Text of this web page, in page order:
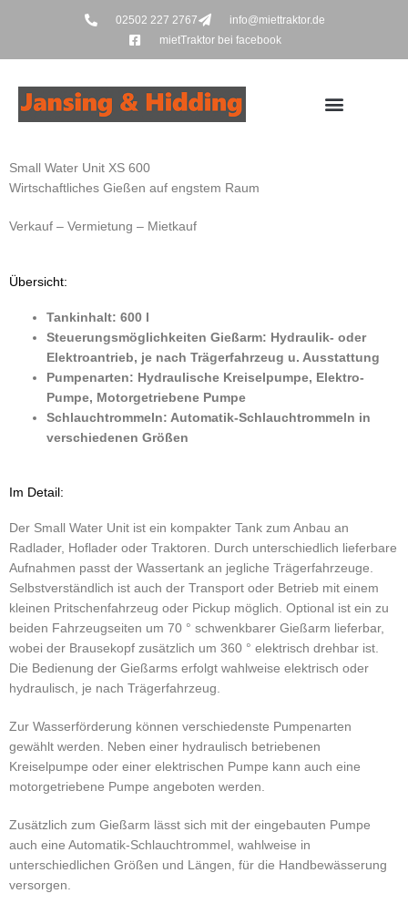
02502 227 2767
info@miettraktor.de
mietTraktor bei facebook
Small Water Unit XS 600
Wirtschaftliches Gießen auf engstem Raum
Verkauf – Vermietung – Mietkauf
Übersicht:
Tankinhalt: 600 l
Steuerungsmöglichkeiten Gießarm: Hydraulik- oder
Elektroantrieb, je nach Trägerfahrzeug u. Ausstattung
Pumpenarten: Hydraulische Kreiselpumpe, Elektro-
Pumpe, Motorgetriebene Pumpe
Schlauchtrommeln: Automatik-Schlauchtrommeln in
verschiedenen Größen
Im Detail:
Der Small Water Unit ist ein kompakter Tank zum Anbau an
Radlader, Hoflader oder Traktoren. Durch unterschiedlich lieferbare
Aufnahmen passt der Wassertank an jegliche Trägerfahrzeuge.
Selbstverständlich ist auch der Transport oder Betrieb mit einem
kleinen Pritschenfahrzeug oder Pickup möglich. Optional ist ein zu
beiden Fahrzeugseiten um 70 ° schwenkbarer Gießarm lieferbar,
wobei der Brausekopf zusätzlich um 360 ° elektrisch drehbar ist.
Die Bedienung der Gießarms erfolgt wahlweise elektrisch oder
hydraulisch, je nach Trägerfahrzeug.
Zur Wasserförderung können verschiedenste Pumpenarten
gewählt werden. Neben einer hydraulisch betriebenen
Kreiselpumpe oder einer elektrischen Pumpe kann auch eine
motorgetriebene Pumpe angeboten werden.
Zusätzlich zum Gießarm lässt sich mit der eingebauten Pumpe
auch eine Automatik-Schlauchtrommel, wahlweise in
unterschiedlichen Größen und Längen, für die Handbewässerung
versorgen.